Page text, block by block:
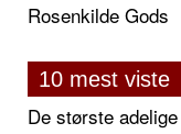
Rosenkilde Gods
10 mest viste
De største